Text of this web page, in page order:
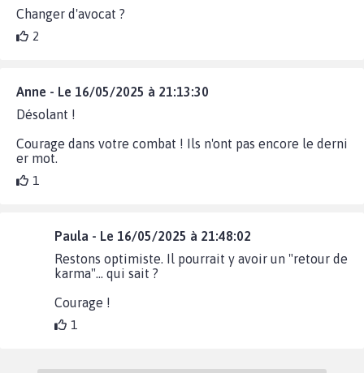
Changer d'avocat ?
2
Anne - Le 16/05/2025 à 21:13:30
Désolant !
Courage dans votre combat ! Ils n'ont pas encore le derni
er mot.
1
Paula - Le 16/05/2025 à 21:48:02
Restons optimiste. Il pourrait y avoir un "retour de
karma"... qui sait ?
Courage !
1